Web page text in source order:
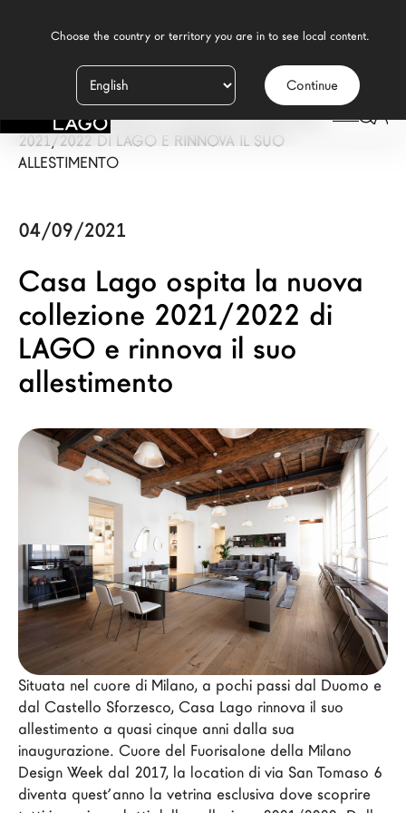
Continue
Prodotti
Ispirazione
Contract
Negozi
Nuovi Prodotti MDW26
Promozioni
Il Brand
Architetti
LAGO Homes
Cataloghi
Contatti
Lavora con noi
Language
PRESS/
CASA LAGO OSPITA LA NUOVA COLLEZIONE
2021/2022 DI LAGO E RINNOVA IL SUO
ALLESTIMENTO
04/09/2021
Casa Lago ospita la nuova
collezione 2021/2022 di
LAGO e rinnova il suo
allestimento
Situata nel cuore di Milano, a pochi passi dal Duomo e
dal Castello Sforzesco, Casa Lago rinnova il suo
allestimento a quasi cinque anni dalla sua
inaugurazione. Cuore del Fuorisalone della Milano
Design Week dal 2017, la location di via San Tomaso 6
diventa quest’anno la vetrina esclusiva dove scoprire